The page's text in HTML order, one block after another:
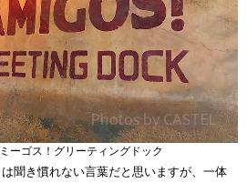
ーゴス！グリーティングドック
は聞き慣れない言葉だと思いますが、一体